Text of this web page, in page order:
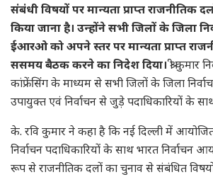
संबंधी विषयों पर मान्यता प्राप्त राजनीतिक
किया जाना है। उन्होंने सभी जिलों के जिला
ईआरओ को अपने स्तर पर मान्यता प्राप्त
ससमय बैठक करने का निदेश दिया।श्री कुमार
कांफ्रेंसिंग के माध्यम से सभी जिलों के जिला
उपायुक्त एवं निर्वाचन से जुड़े पदाधिकारियों के
के. रवि कुमार ने कहा है कि नई दिल्ली में
निर्वाचन पदाधिकारियों के साथ भारत
रूप से राजनीतिक दलों का चुनाव से संबंधित